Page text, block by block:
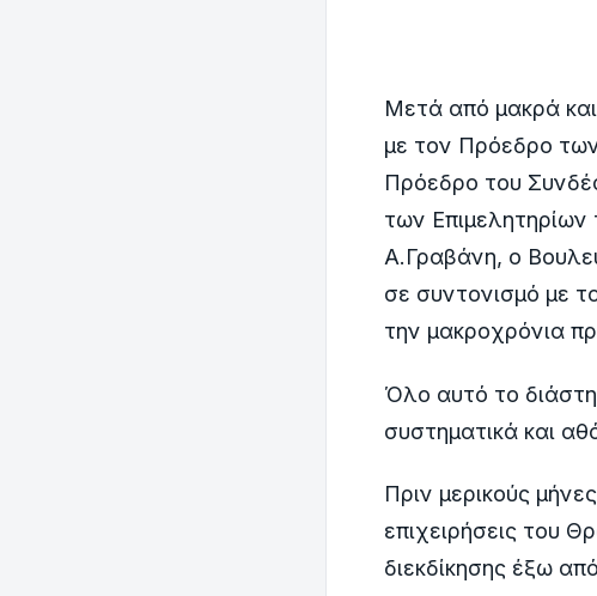
Μετά από μακρά
με τον Πρόεδρο
Πρόεδρο του
των Επιμελητηρίων
Α.Γραβάνη, ο
σε συντονισμό με
την μακροχρόνια
Όλο αυτό το
συστηματικά και
Πριν μερικούς
επιχειρήσεις του
διεκδίκησης έξω